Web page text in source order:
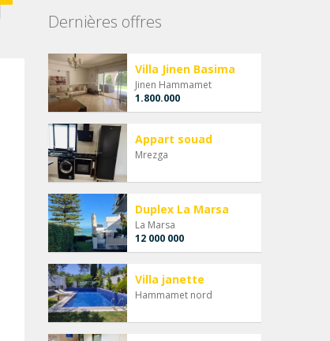
Dernières offres
Villa Jinen Basima
Jinen Hammamet
1.800.000
Appart souad
Mrezga
Duplex La Marsa
La Marsa
12 000 000
Villa janette
Hammamet nord